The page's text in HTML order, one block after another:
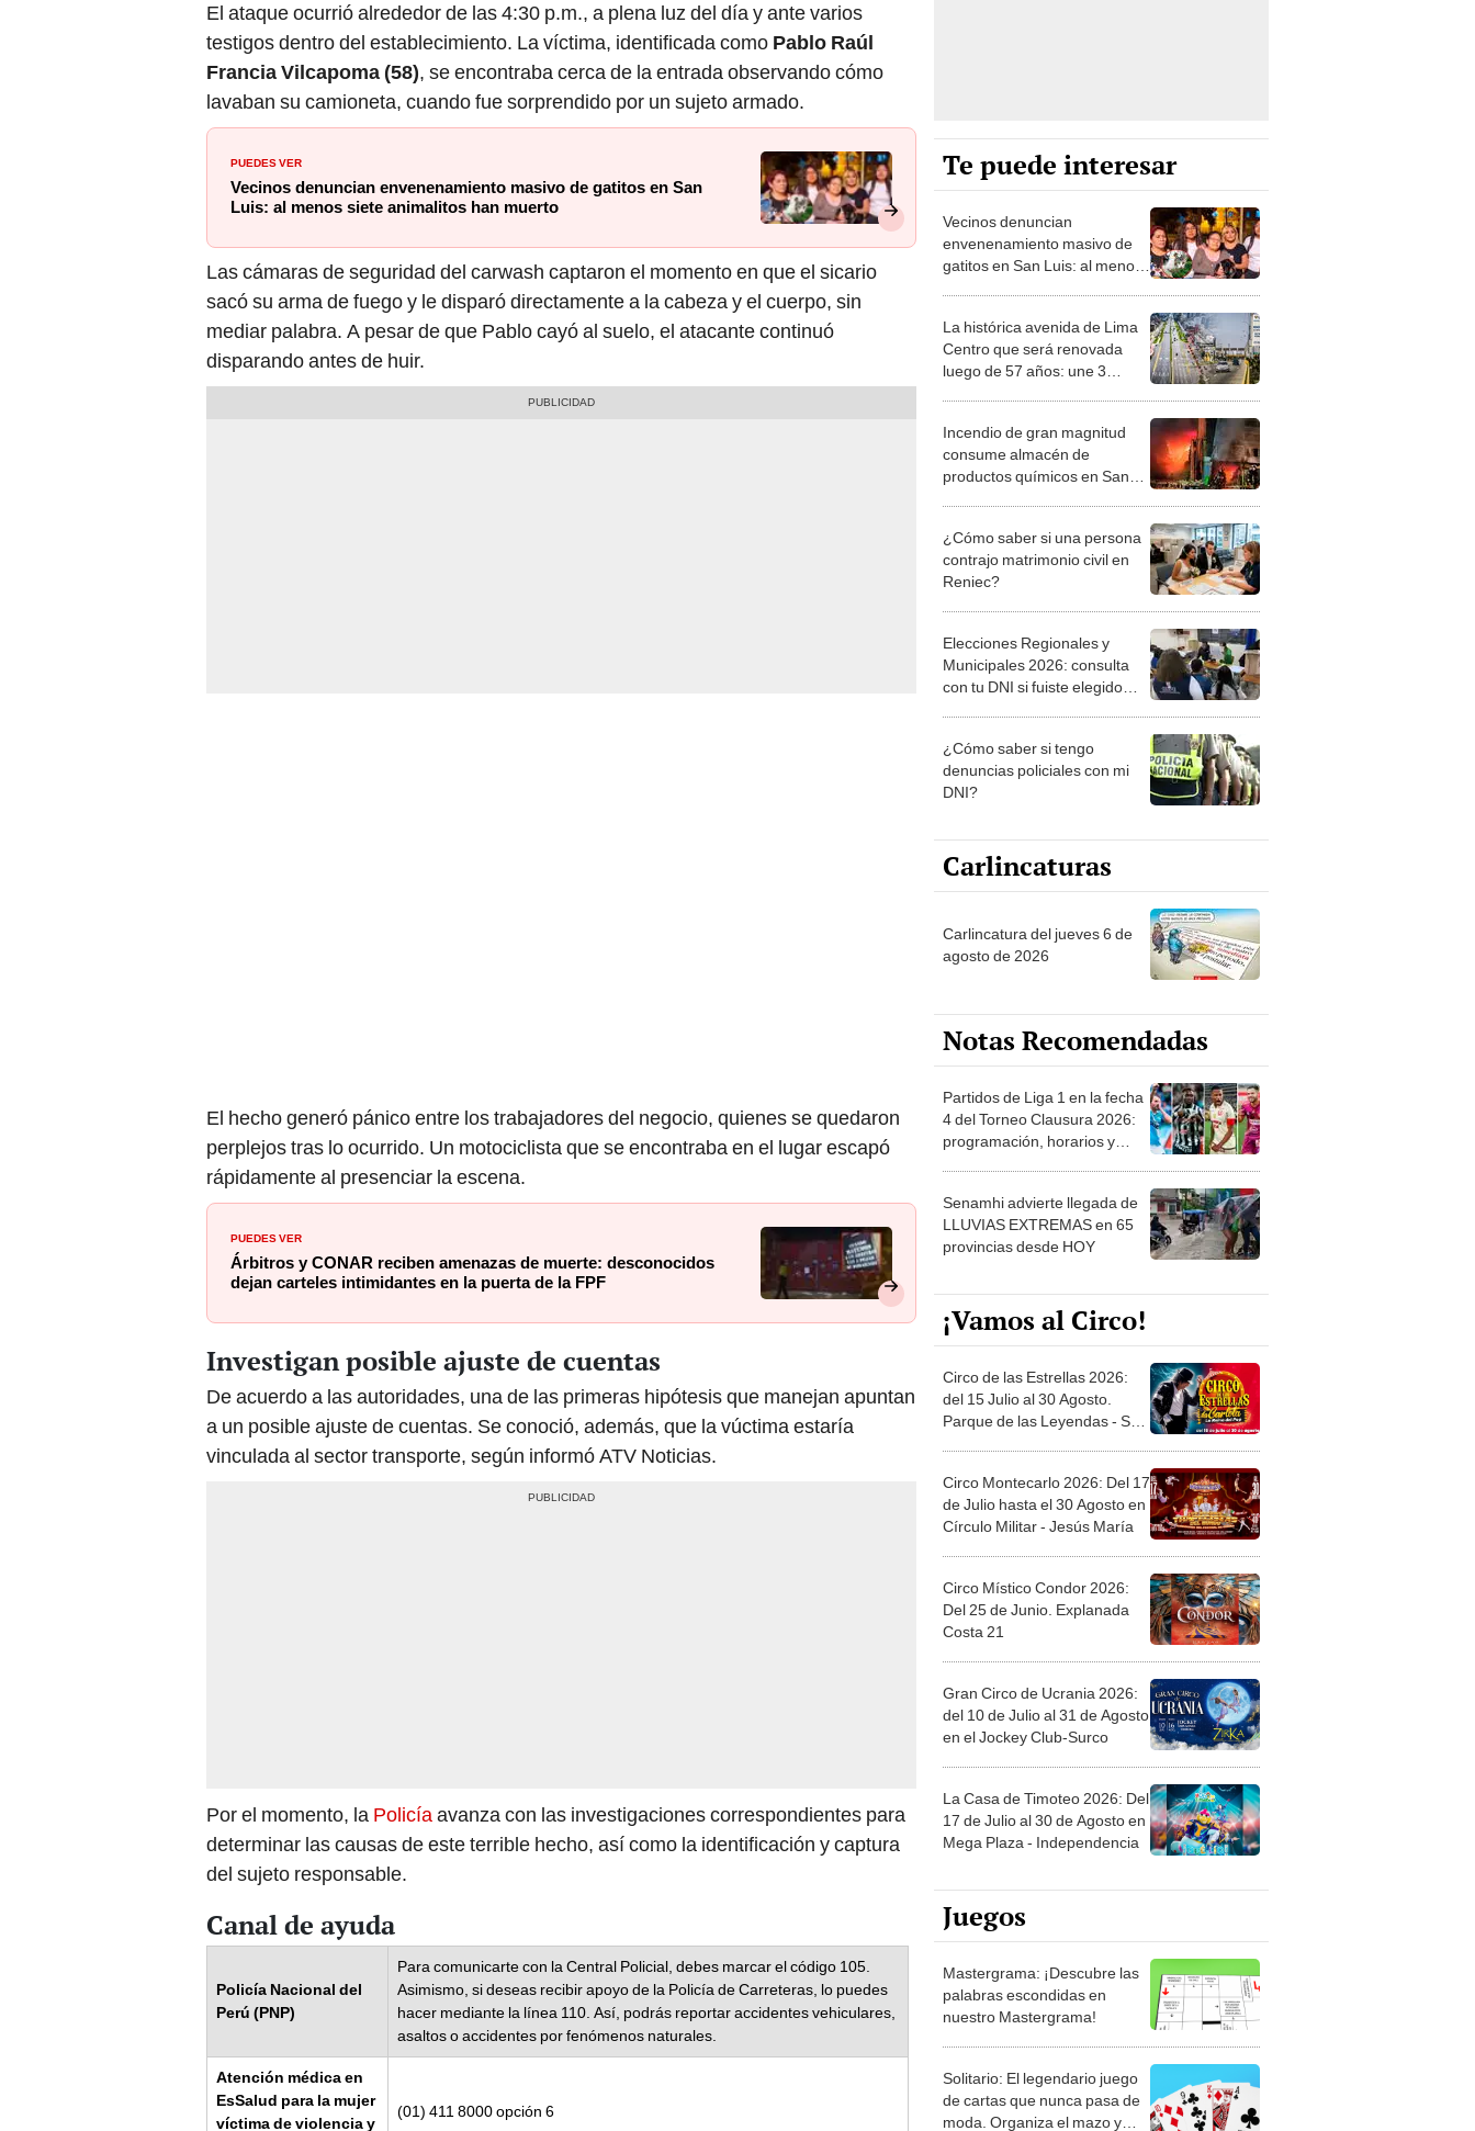
El ataque ocurrió alrededor de las 4:30 p.m., a plena luz del día y ante varios
testigos dentro del establecimiento. La víctima, identificada como Pablo Raúl
Francia Vilcapoma (58), se encontraba cerca de la entrada observando cómo
lavaban su camioneta, cuando fue sorprendido por un sujeto armado.
PUEDES VER
Vecinos denuncian envenenamiento masivo de gatitos en San
Luis: al menos siete animalitos han muerto
Las cámaras de seguridad del carwash captaron el momento en que el sicario
sacó su arma de fuego y le disparó directamente a la cabeza y el cuerpo, sin
mediar palabra. A pesar de que Pablo cayó al suelo, el atacante continuó
disparando antes de huir.
El hecho generó pánico entre los trabajadores del negocio, quienes se quedaron
perplejos tras lo ocurrido. Un motociclista que se encontraba en el lugar escapó
rápidamente al presenciar la escena.
PUEDES VER
Árbitros y CONAR reciben amenazas de muerte: desconocidos
dejan carteles intimidantes en la puerta de la FPF
Investigan posible ajuste de cuentas
De acuerdo a las autoridades, una de las primeras hipótesis que manejan apuntan
a un posible ajuste de cuentas. Se conoció, además, que la vúctima estaría
vinculada al sector transporte, según informó ATV Noticias.
Por el momento, la Policíaavanza con las investigaciones correspondientes para
determinar las causas de este terrible hecho, así como la identificación y captura
del sujeto responsable.
Canal de ayuda
Policía Nacional del
Perú (PNP)
Para comunicarte con la Central Policial, debes marcar el código 105.
Asimismo, si deseas recibir apoyo de la Policía de Carreteras, lo puedes
hacer mediante la línea 110. Así, podrás reportar accidentes vehiculares,
asaltos o accidentes por fenómenos naturales.
Atención médica en
EsSalud para la mujer
víctima de violencia y
(01) 411 8000 opción 6
Te puede interesar
Vecinos denuncian
envenenamiento masivo de
gatitos en San Luis: al menos
La histórica avenida de Lima
Centro que será renovada
luego de 57 años: une 3
Incendio de gran magnitud
consume almacén de
productos químicos en San
¿Cómo saber si una persona
contrajo matrimonio civil en
Reniec?
Elecciones Regionales y
Municipales 2026: consulta
con tu DNI si fuiste elegido
la ONPE
¿Cómo saber si tengo
denuncias policiales con mi
DNI?
Carlincaturas
Carlincatura del jueves 6 de
agosto de 2026
Notas Recomendadas
Partidos de Liga 1 en la fecha
4 del Torneo Clausura 2026:
programación, horarios y
Senamhi advierte llegada de
LLUVIAS EXTREMAS en 65
provincias desde HOY
¡Vamos al Circo!
Circo de las Estrellas 2026:
del 15 Julio al 30 Agosto.
Parque de las Leyendas - San
Circo Montecarlo 2026: Del 17
de Julio hasta el 30 Agosto en
Círculo Militar - Jesús María
Circo Místico Condor 2026:
Del 25 de Junio. Explanada
Costa 21
Gran Circo de Ucrania 2026:
del 10 de Julio al 31 de Agosto
en el Jockey Club-Surco
La Casa de Timoteo 2026: Del
17 de Julio al 30 de Agosto en
Mega Plaza - Independencia
Juegos
Mastergrama: ¡Descubre las
palabras escondidas en
nuestro Mastergrama!
Solitario: El legendario juego
de cartas que nunca pasa de
moda. Organiza el mazo y